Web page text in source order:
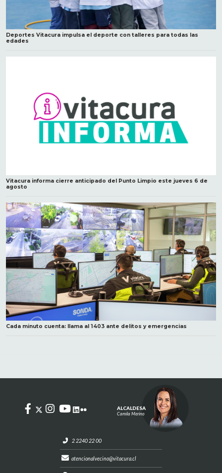
Deportes Vitacura impulsa el deporte con talleres para todas las
edades
Vitacura informa cierre anticipado del Punto Limpio este jueves 6 de
agosto
Cada minuto cuenta: llama al 1403 ante delitos y emergencias
2 2240 22 00
atencionalvecino@vitacura.cl
ALCALDESA
Camila Merino